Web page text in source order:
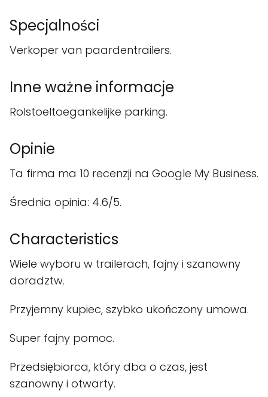
Specjalności
Verkoper van paardentrailers.
Inne ważne informacje
Rolstoeltoegankelijke parking.
Opinie
Ta firma ma 10 recenzji na Google My Business.
Średnia opinia: 4.6/5.
Characteristics
Wiele wyboru w trailerach, fajny i szanowny
doradztw.
Przyjemny kupiec, szybko ukończony umowa.
Super fajny pomoc.
Przedsiębiorca, który dba o czas, jest
szanowny i otwarty.